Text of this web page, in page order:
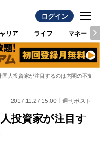
ログイン
リア ライフ マネー
人投資家が注目するのは内閣の不支持
2017.11.27 15:00 週刊ポスト
投資家が注目す